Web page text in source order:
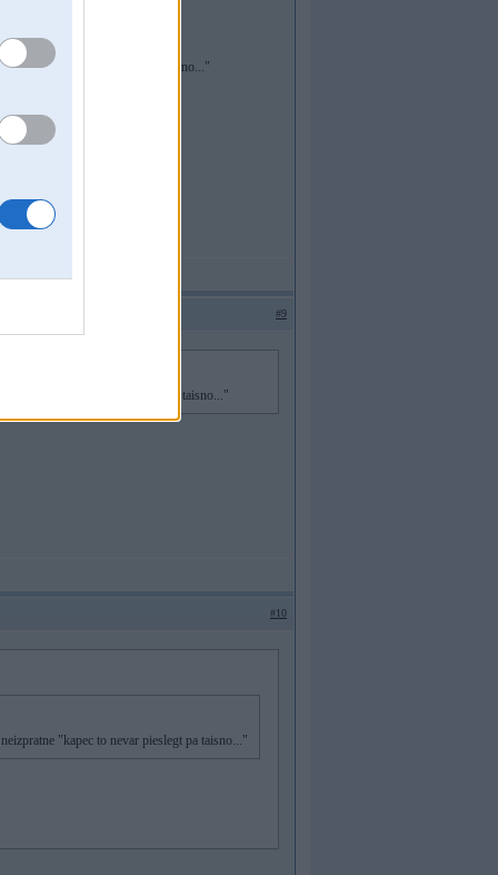
"kapec to nevar pieslegt pa taisno..."
#9
"kapec to nevar pieslegt pa taisno..."
#10
"kapec to nevar pieslegt pa taisno..."